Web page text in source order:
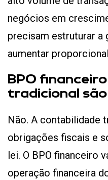
negócios em
precisam estruturar a
aumentar
BPO
tradicional
Não. A contabilidade
obrigações fiscais e
lei. O BPO financeiro
operação financeira